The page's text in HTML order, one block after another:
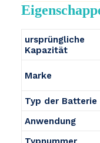
ursprüngliche
Kapazität
Marke
Typ der Batterie
Anwendung